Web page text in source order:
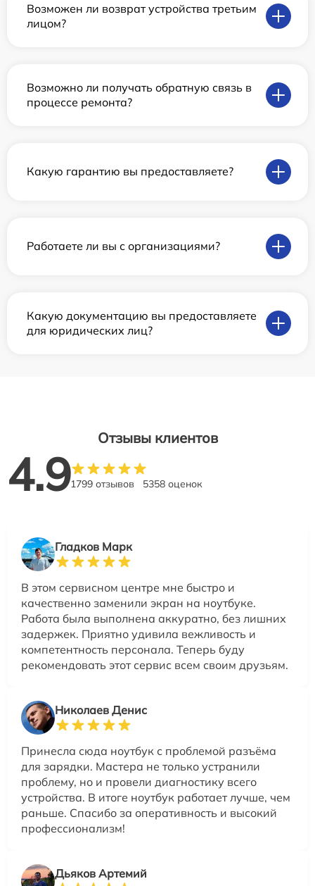
Возможен ли возврат устройства третьим
лицом?
Возможно ли получать обратную связь в
процессе ремонта?
Какую гарантию вы предоставляете?
Работаете ли вы с организациями?
Какую документацию вы предоставляете
для юридических лиц?
Отзывы клиентов
4.91799 отзывов 5358 оценок
Гладков Марк
В этом сервисном центре мне быстро и
качественно заменили экран на ноутбуке.
Работа была выполнена аккуратно, без лишних
задержек. Приятно удивила вежливость и
компетентность персонала. Теперь буду
рекомендовать этот сервис всем своим друзьям.
Николаев Денис
Принесла сюда ноутбук с проблемой разъёма
для зарядки. Мастера не только устранили
проблему, но и провели диагностику всего
устройства. В итоге ноутбук работает лучше, чем
раньше. Спасибо за оперативность и высокий
профессионализм!
Дьяков Артемий